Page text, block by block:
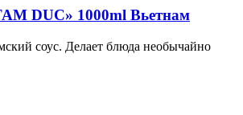
DUC» 1000ml Вьетнам
соус. Делает блюда необычайно